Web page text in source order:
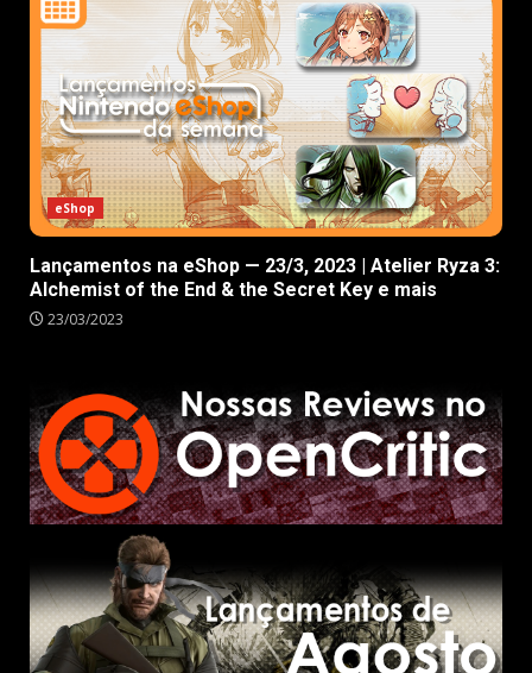
eShop
Lançamentos na eShop — 23/3, 2023 | Atelier Ryza 3:
Alchemist of the End & the Secret Key e mais
23/03/2023